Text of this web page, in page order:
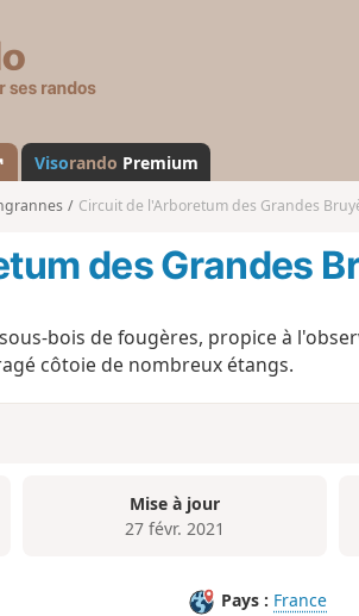
s
a
n
d
Visorando Premium
Circuit de l'Arboretum des Grandes
des Grandes
bois de fougères, propice à
côtoie de nombreux étangs.
Mise à jour
27 févr. 2021
Pays : France